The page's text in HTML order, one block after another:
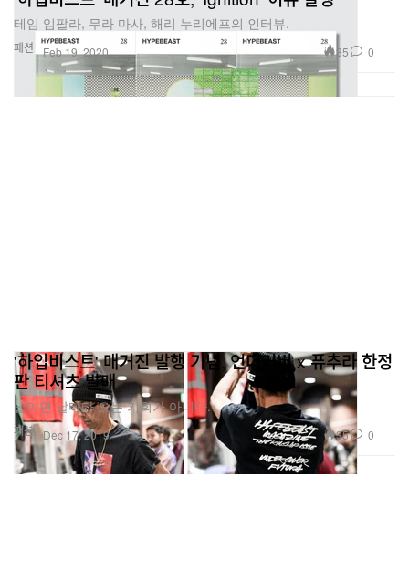
패션
테임 임팔라, 무라 마사, 해리 누리에프의 인터뷰.
Feb 19, 2020 35 0
패션
'하입비스트' 매거진 발행 기념, 언더커버 x 퓨추라 한정
판 티셔츠 발매
날이면 날마다 오는 기회가 아니다.
Dec 17, 2019 35 0